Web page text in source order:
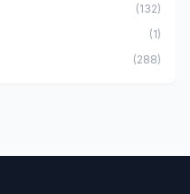
(132)
(1)
(288)